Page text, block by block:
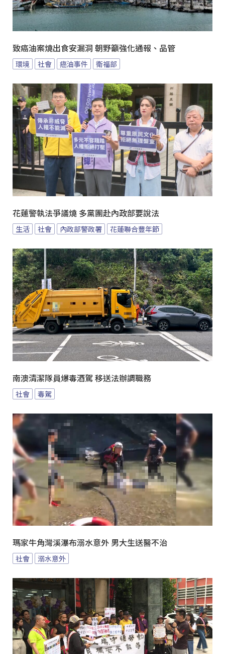
致癌油案燒出食安漏洞 朝野籲強化通報、品管
環境 社會 癌油事件 衛福部
花蓮警執法爭議燒 多黨團赴內政部要說法
生活 社會 內政部警政署 花蓮聯合豐年節
南澳清潔隊員爆毒酒駕 移送法辦調職務
社會 毒駕
瑪家牛角灣溪瀑布溺水意外 男大生送醫不治
社會 溺水意外